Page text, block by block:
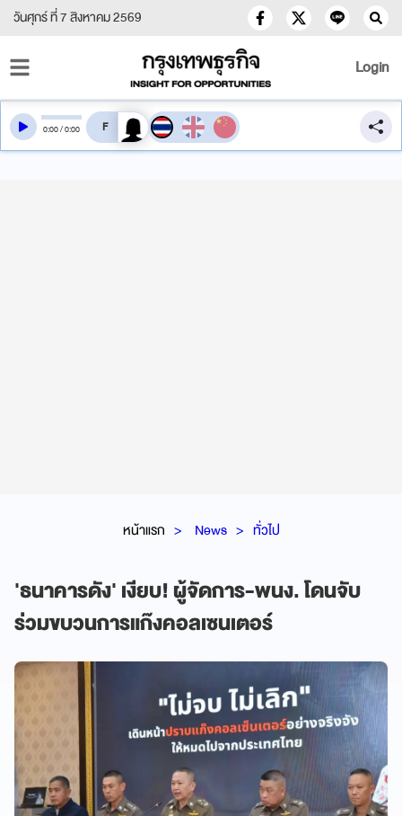
วันศุกร์ ที่ 7 สิงหาคม 2569
Login
หน้าแรก News ทั่วไป
'ธนาคารดัง' เงียบ! ผู้จัดการ-พนง. โดนจับ
ร่วมขบวนการแก๊งคอลเซนเตอร์
0:00/0:00 สลับเสียงอ่าน